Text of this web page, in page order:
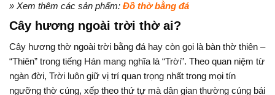
» Xem thêm các sản phẩm: Đồ thờ bằng đá
Cây hương ngoài trời thờ ai?
Cây hương thờ ngoài trời bằng đá hay còn gọi là bàn thờ thiên –
“Thiên” trong tiếng Hán mang nghĩa là “Trời”. Theo quan niệm từ
ngàn đời, Trời luôn giữ vị trí quan trọng nhất trong mọi tín
ngưỡng thờ cúng, xếp theo thứ tự mà dân gian thường cúng bái